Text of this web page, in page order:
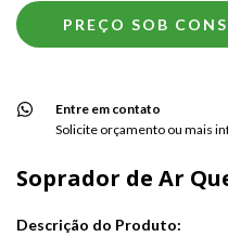
Entre em contato
Solicite orçamento ou mais
Soprador de Ar
Descrição do Produto: